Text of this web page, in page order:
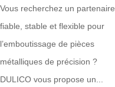
l’emboutissage de précision
Vous recherchez un partenaire
fiable, stable et flexible pour
l’emboutissage de pièces
métalliques de précision ?
DULICO vous propose un...